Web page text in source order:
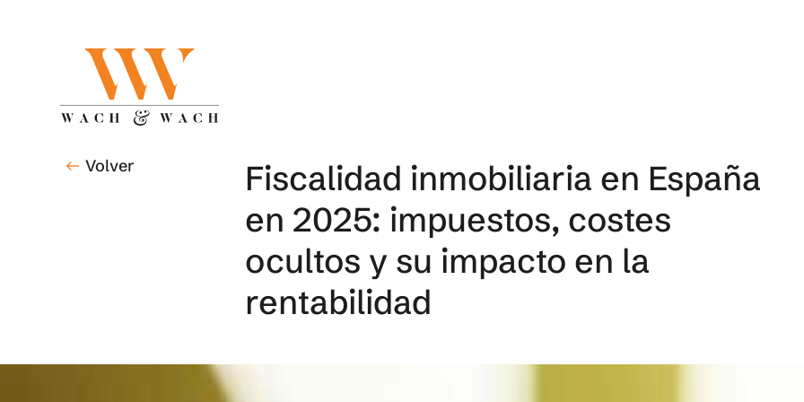
west Volver
Fiscalidad inmobiliaria en España
en 2025: impuestos, costes
ocultos y su impacto en la
rentabilidad